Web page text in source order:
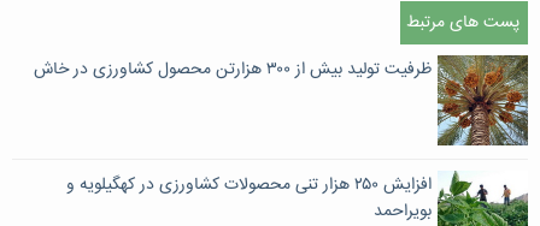
پست های مرتبط
ظرفیت تولید بیش از ۳۰۰ هزارتن محصول کشاورزی در خاش
افزایش ۲۵۰ هزار تنی محصولات کشاورزی در کهگیلویه و
بویراحمد